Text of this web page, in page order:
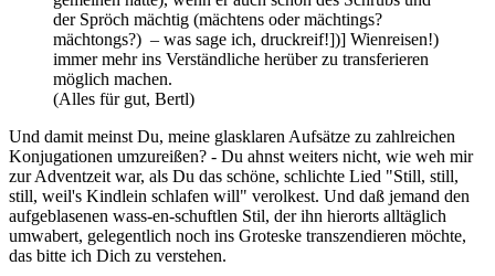
der Spröch mächtig (mächtens oder mächtings?
mächtongs?) – was sage ich, druckreif!])] Wienreisen!)
immer mehr ins Verständliche herüber zu transferieren
möglich machen.
(Alles für gut, Bertl)
Und damit meinst Du, meine glasklaren Aufsätze zu zahlreichen
Konjugationen umzureißen? - Du ahnst weiters nicht, wie weh mir
zur Adventzeit war, als Du das schöne, schlichte Lied "Still, still,
still, weil's Kindlein schlafen will" verolkest. Und daß jemand den
aufgeblasenen wass-en-schuftlen Stil, der ihn hierorts alltäglich
umwabert, gelegentlich noch ins Groteske transzendieren möchte,
das bitte ich Dich zu verstehen.